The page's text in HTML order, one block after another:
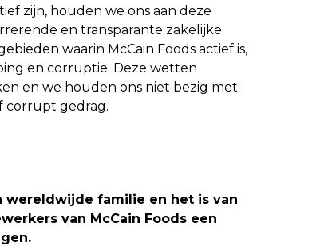
zijn, houden we ons aan deze
en transparante zakelijke
waarin McCain Foods actief is,
en corruptie. Deze wetten
en we houden ons niet bezig met
corrupt gedrag.
wereldwijde familie en het is van
van McCain Foods een